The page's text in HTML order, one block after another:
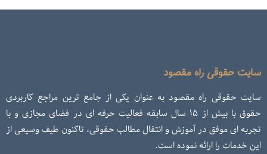
سایت حقوقی راه مقصود
سایت حقوقی راه مقصود به عنوان یکی از جامع ترین مراجع کاربردی
حقوق با بیش از ۱۵ سال سابقه فعالیت حرفه ای در فضای مجازی و با
تجربه ای موفق در آموزش و انتقال مطالب حقوقی، تاکنون طیف وسیعی از
این خدمات را ارائه نموده است.